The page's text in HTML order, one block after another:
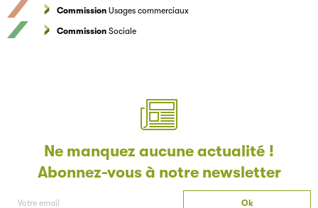
Commission Usages commerciaux
Commission Sociale
Ne manquez aucune actualité !
Abonnez-vous à notre newsletter